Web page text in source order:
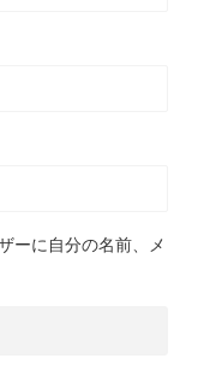
ーに自分の名前、メ